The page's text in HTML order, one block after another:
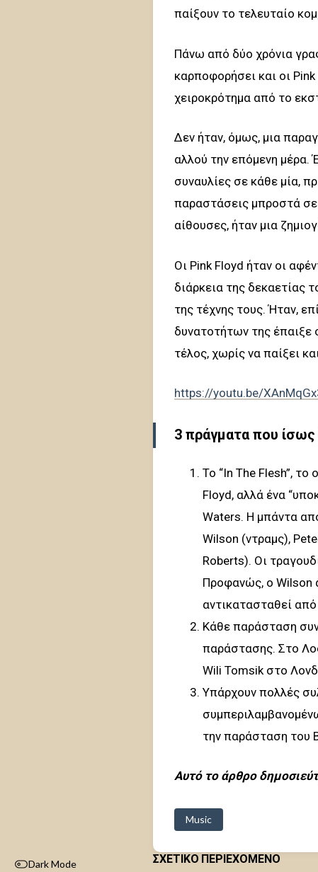
Dark Mode
παίξουν το τελευταίο
Πάνω από δύο χρόνια
καρποφορήσει και οι
χειροκρότημα από το
Δεν ήταν, όμως, μια
αλλού την επόμενη μέρα.
συναυλίες σε κάθε μία,
παραστάσεις μπροστά σε
αίθουσες, ήταν μια
Οι Pink Floyd ήταν οι
διάρκεια της δεκαετίας
της τέχνης τους. Ήταν,
δυνατοτήτων της έπαιξε
τέλος, χωρίς να παίξει
https://youtu.be/
3 πράγματα που ίσως
Το “In The Flesh”,
Floyd, αλλά ένα
Waters. Η μπάντα
Wilson (ντραμς),
Roberts). Οι
Προφανώς, ο Wilson
αντικατασταθεί
Κάθε παράσταση
παράστασης. Στο
Wili Tomsik στο
Υπάρχουν πολλές
την παράσταση του
Αυτό το άρθρο
Music
ΣΧΕΤΙΚΟ ΠΕΡΙΕΧΟΜΕΝΟ